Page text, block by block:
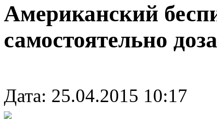
Американский
самостоятельно
Дата: 25.04.2015 10:17